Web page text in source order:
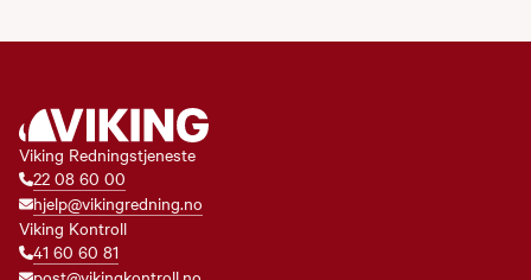
Viking Redningstjeneste
22 08 60 00
hjelp@vikingredning.no
Viking Kontroll
41 60 60 81